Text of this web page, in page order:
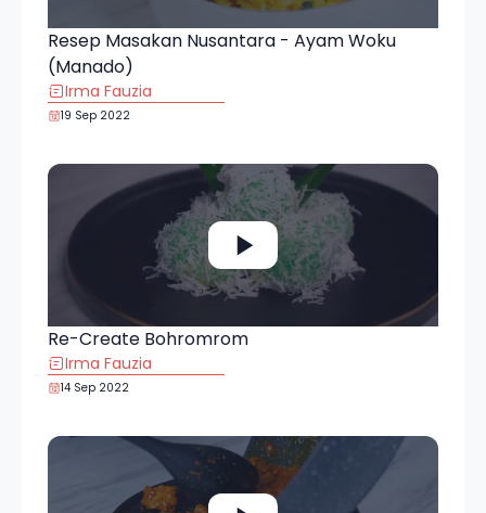
Resep Masakan Nusantara - Ayam Woku
(Manado)
Irma Fauzia
19 Sep 2022
Re-Create Bohromrom
Irma Fauzia
14 Sep 2022